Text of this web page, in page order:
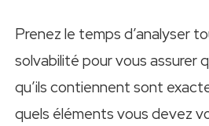
Prenez le temps d’analyser
solvabilité pour vous assurer
qu’ils contiennent sont
quels éléments vous devez